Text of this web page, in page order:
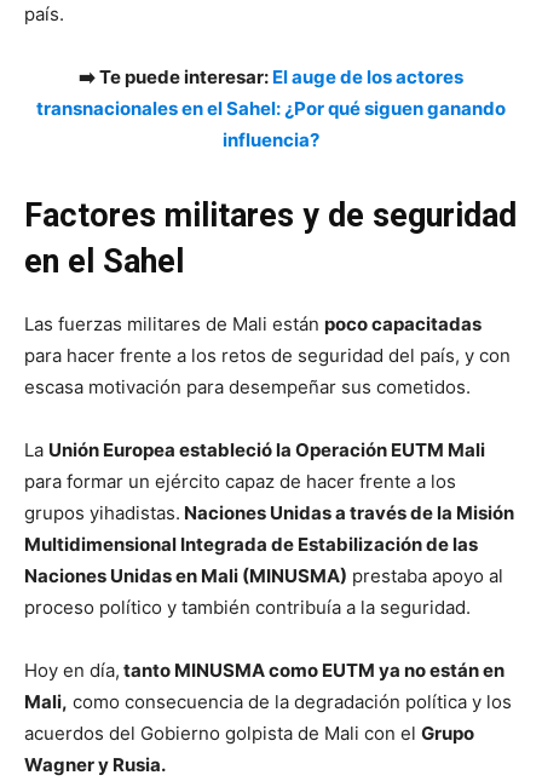
país.
➡️ Te puede interesar: El auge de los actores
transnacionales en el Sahel: ¿Por qué siguen ganando
influencia?
Factores militares y de seguridad
en el Sahel
Las fuerzas militares de Mali están poco capacitadas
para hacer frente a los retos de seguridad del país, y con
escasa motivación para desempeñar sus cometidos.
La Unión Europea estableció la Operación EUTM Mali
para formar un ejército capaz de hacer frente a los
grupos yihadistas. Naciones Unidas a través de la Misión
Multidimensional Integrada de Estabilización de las
Naciones Unidas en Mali (MINUSMA) prestaba apoyo al
proceso político y también contribuía a la seguridad.
Hoy en día, tanto MINUSMA como EUTM ya no están en
Mali, como consecuencia de la degradación política y los
acuerdos del Gobierno golpista de Mali con el Grupo
Wagner y Rusia.